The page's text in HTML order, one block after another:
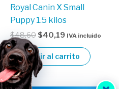
Royal Canin X Small
Puppy 1.5 kilos
$48,60 $40,19 IVA incluido
Añadir al carrito